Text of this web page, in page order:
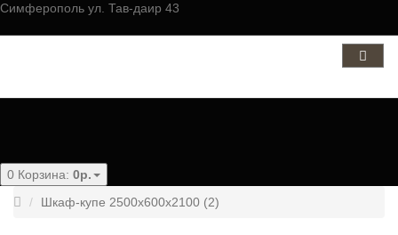
Симферополь ул. Тав-даир 43
0 Корзина: 0р.
Шкаф-купе 2500x600x2100 (2)